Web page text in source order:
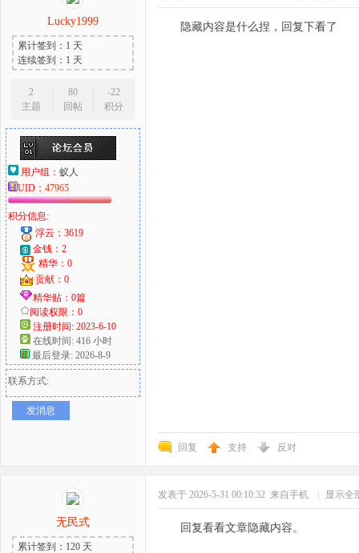
Lucky1999
累计签到：1 天
连续签到：1 天
2
主题
80
回帖
-22
积分
用户组： 蚁人
UID： 47965
积分信息:
浮云：3619
金钱：2
精华：0
贡献：0
精华贴：0篇
阅读权限：0
注册时间: 2023-6-10
在线时间: 416 小时
最后登录: 2026-8-9
联系方式:
发消息
隐藏内容是什么捏，回复下看了
回复 支持 反对
无民式
累计签到：120 天
发表于 2026-5-31 00:10:32 来自手机 显示全
回复看看文章隐藏内容。